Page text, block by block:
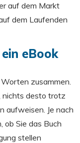
auf dem Markt
dem Laufenden
eBook
zusammen.
nichts desto trotz
aufweisen. Je nach
ob Sie das Buch
stellen